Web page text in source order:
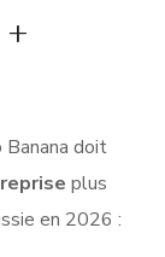
Banana doit
plus
en 2026 :